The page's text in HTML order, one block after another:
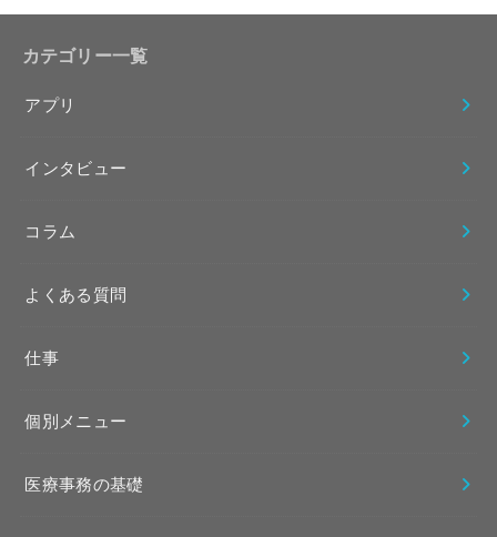
カテゴリー一覧
アプリ
インタビュー
コラム
よくある質問
仕事
個別メニュー
医療事務の基礎